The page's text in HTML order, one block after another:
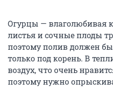
Огурцы — влаголюбивая
листья и сочные плоды
поэтому полив должен
только под корень. В
воздух, что очень
поэтому нужно